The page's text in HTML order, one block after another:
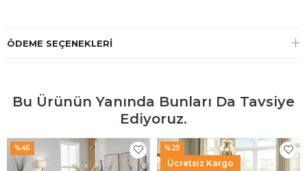
ÖDEME SEÇENEKLERI
Bu Ürünün Yanında Bunları Da Tavsiye
Ediyoruz.
%45
Ücretsiz Kargo
%25